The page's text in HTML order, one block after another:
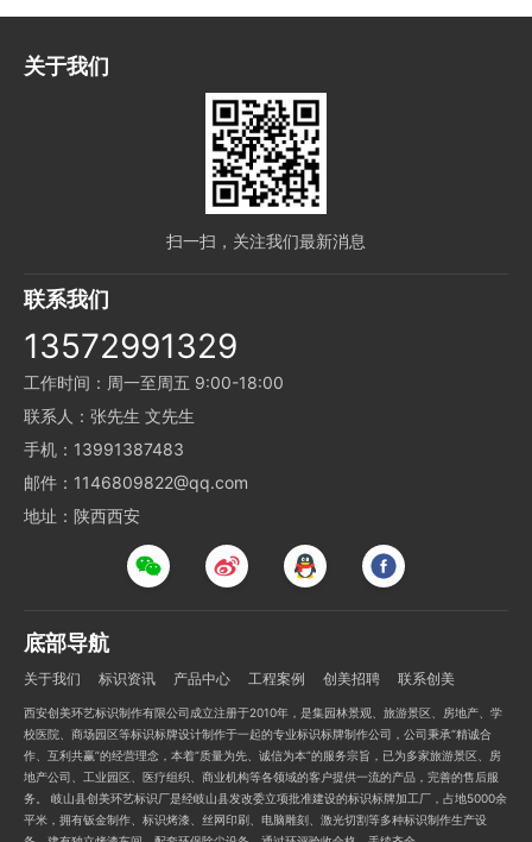
关于我们
扫一扫，关注我们最新消息
联系我们
13572991329
工作时间：周一至周五 9:00-18:00
联系人：张先生 文先生
手机：13991387483
邮件：1146809822@qq.com
地址：陕西西安
底部导航
关于我们 标识资讯 产品中心 工程案例 创美招聘 联系创美
西安创美环艺标识制作有限公司成立注册于2010年，是集园林景观、旅游景区、房地产、学
校医院、商场园区等标识标牌设计制作于一起的专业标识标牌制作公司，公司秉承“精诚合
作、互利共赢”的经营理念，本着“质量为先、诚信为本”的服务宗旨，已为多家旅游景区、房
地产公司、工业园区、医疗组织、商业机构等各领域的客户提供一流的产品，完善的售后服
务。 岐山县创美环艺标识厂是经岐山县发改委立项批准建设的标识标牌加工厂，占地5000余
平米，拥有钣金制作、标识烤漆、丝网印刷、电脑雕刻、激光切割等多种标识制作生产设